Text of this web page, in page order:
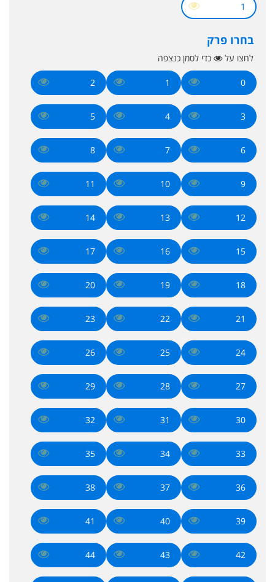
1
בחרו פרק
לחצו על כדי לסמן כנצפה
0
1
2
3
4
5
6
7
8
9
10
11
12
13
14
15
16
17
18
19
20
21
22
23
24
25
26
27
28
29
30
31
32
33
34
35
36
37
38
39
40
41
42
43
44